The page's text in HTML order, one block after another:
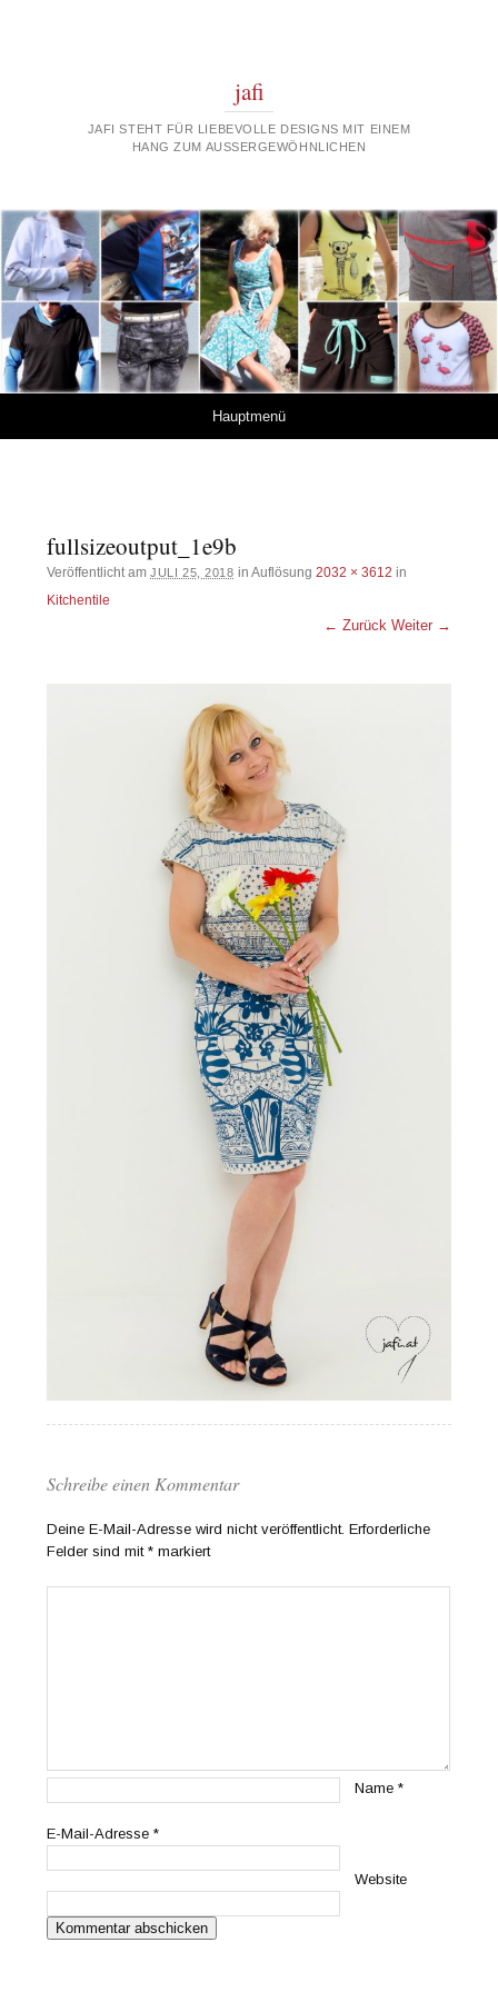
jafi
JAFI STEHT FÜR LIEBEVOLLE DESIGNS MIT EINEM
HANG ZUM AUSSERGEWÖHNLICHEN
Hauptmenü
fullsizeoutput_1e9b
Veröffentlicht amJULI 25, 2018 in Auflösung 2032 × 3612 in
Kitchentile
← Zurück Weiter →
Schreibe einen Kommentar
Deine E-Mail-Adresse wird nicht veröffentlicht. Erforderliche
Felder sind mit* markiert
Name*
E-Mail-Adresse*
Website